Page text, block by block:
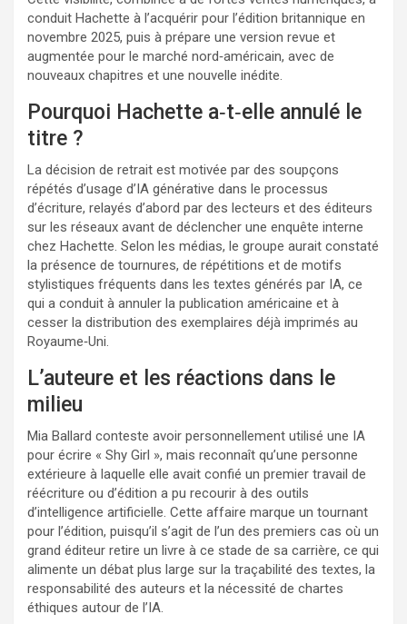
conduit Hachette à l’acquérir pour l’édition britannique en
novembre 2025, puis à prépare une version revue et
augmentée pour le marché nord‑américain, avec de
nouveaux chapitres et une nouvelle inédite.
Pourquoi Hachette a‑t‑elle annulé le
titre ?
La décision de retrait est motivée par des soupçons
répétés d’usage d’IA générative dans le processus
d’écriture, relayés d’abord par des lecteurs et des éditeurs
sur les réseaux avant de déclencher une enquête interne
chez Hachette. Selon les médias, le groupe aurait constaté
la présence de tournures, de répétitions et de motifs
stylistiques fréquents dans les textes générés par IA, ce
qui a conduit à annuler la publication américaine et à
cesser la distribution des exemplaires déjà imprimés au
Royaume‑Uni.
L’auteure et les réactions dans le
milieu
Mia Ballard conteste avoir personnellement utilisé une IA
pour écrire « Shy Girl », mais reconnaît qu’une personne
extérieure à laquelle elle avait confié un premier travail de
réécriture ou d’édition a pu recourir à des outils
d’intelligence artificielle. Cette affaire marque un tournant
pour l’édition, puisqu’il s’agit de l’un des premiers cas où un
grand éditeur retire un livre à ce stade de sa carrière, ce qui
alimente un débat plus large sur la traçabilité des textes, la
responsabilité des auteurs et la nécessité de chartes
éthiques autour de l’IA.